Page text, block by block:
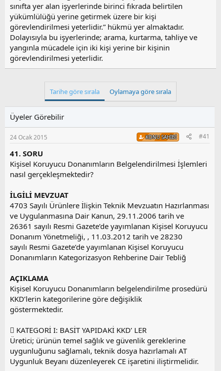
sınıfta yer alan işyerlerinde birinci fıkrada belirtilen
yükümlülüğü yerine getirmek üzere bir kişi
görevlendirilmesi yeterlidir.” hükmü yer almaktadır.
Dolayısıyla bu işyerlerinde; arama, kurtarma, tahliye ve
yangınla mücadele için iki kişi yerine bir kişinin
görevlendirilmesi yeterlidir.
Tarihe göre sırala Oylamaya göre sırala
Üyeler Görebilir
24 Ocak 2015 KONU SAHIBI #41
41. SORU
Kişisel Koruyucu Donanımların Belgelendirilmesi İşlemleri
nasıl gerçekleşmektedir?
İLGİLİ MEVZUAT
4703 Sayılı Ürünlere İlişkin Teknik Mevzuatın Hazırlanması
ve Uygulanmasına Dair Kanun, 29.11.2006 tarih ve
26361 sayılı Resmi Gazete’de yayımlanan Kişisel Koruyucu
Donanım Yönetmeliği, , 11.03.2012 tarih ve 28230
sayılı Resmi Gazete’de yayımlanan Kişisel Koruyucu
Donanımların Kategorizasyon Rehberine Dair Tebliğ
AÇIKLAMA
Kişisel Koruyucu Donanımların belgelendirilme prosedürü
KKD’lerin kategorilerine göre değişiklik
göstermektedir.
 KATEGORİ I: BASİT YAPIDAKİ KKD’ LER
Üretici; ürünün temel sağlık ve güvenlik gereklerine
uygunluğunu sağlamalı, teknik dosya hazırlamalı AT
Uygunluk Beyanı düzenleyerek CE işaretini iliştirmelidir.